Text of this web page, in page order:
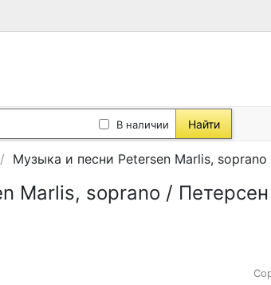
В наличии Найти
Музыка и песни Petersen Marlis,
Marlis, soprano /